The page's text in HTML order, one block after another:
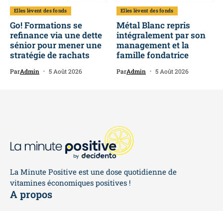
Elles lèvent des fonds
Go! Formations se
refinance via une dette
sénior pour mener une
stratégie de rachats
ParAdmin 5 Août 2026
Elles lèvent des fonds
Métal Blanc repris
intégralement par son
management et la
famille fondatrice
ParAdmin 5 Août 2026
La Minute Positive est une dose quotidienne de
vitamines économiques positives !
A propos